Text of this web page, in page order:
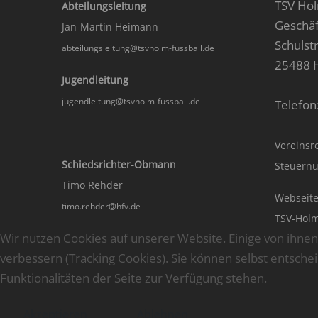
Abteilungsleitung
Jan-Martin Heimann
abteilungsleitung@tsvholm-fussball.de
Jugendleitung
jugendleitung@tsvholm-fussball.de
Schiedsrichter-Obmann
Timo Rehder
timo.rehder@hfv.de
TSV
25488
TSV-
Wir nutzen Cookies auf unserer Website. Einige von
verbessern (Tracking Cookies). Sie können selbst
Funktionalitäten der Seite zur Verfügung stehen.